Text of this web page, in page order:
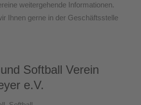
weitergehende Informationen.
Ihnen gerne in der Geschäftsstelle
Softball Verein
e.V.